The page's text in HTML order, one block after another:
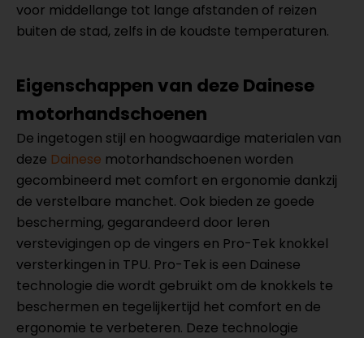
voor middellange tot lange afstanden of reizen
buiten de stad, zelfs in de koudste temperaturen.
Eigenschappen van deze Dainese
motorhandschoenen
De ingetogen stijl en hoogwaardige materialen van
deze Dainese motorhandschoenen worden
gecombineerd met comfort en ergonomie dankzij
de verstelbare manchet. Ook bieden ze goede
bescherming, gegarandeerd door leren
verstevigingen op de vingers en Pro-Tek knokkel
versterkingen in TPU. Pro-Tek is een Dainese
technologie die wordt gebruikt om de knokkels te
beschermen en tegelijkertijd het comfort en de
ergonomie te verbeteren. Deze technologie